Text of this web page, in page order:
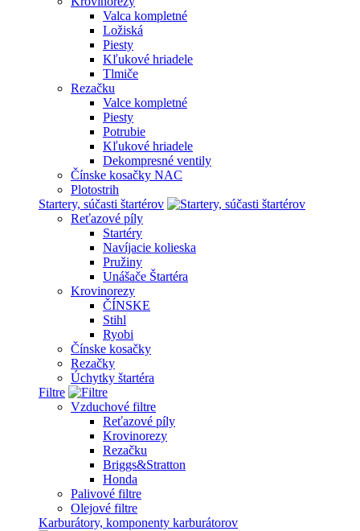
Valca kompletné
Ložiská
Piesty
Kľukové hriadele
Tlmiče
Rezačku
Valce kompletné
Piesty
Potrubie
Kľukové hriadele
Dekompresné ventily
Čínske kosačky NAC
Plotostrih
Startery, súčasti štartérov
Reťazové píly
Startéry
Navíjacie kolieska
Pružiny
Unášače Štartéra
Krovinorezy
ČÍNSKE
Stihl
Ryobi
Čínske kosačky
Rezačky
Úchytky štartéra
Filtre
Vzduchové filtre
Reťazové píly
Krovinorezy
Rezačku
Briggs&Stratton
Honda
Palivové filtre
Olejové filtre
Karburátory, komponenty karburátorov